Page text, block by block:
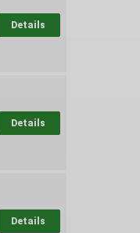
Details
Details
Details